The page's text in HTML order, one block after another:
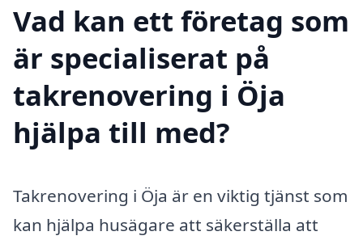
Vad kan ett företag som
är specialiserat på
takrenovering i Öja
hjälpa till med?
Takrenovering i Öja är en viktig tjänst som
kan hjälpa husägare att säkerställa att